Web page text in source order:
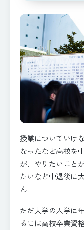
授業についていけ
なったなど高校を
が、やりたいこと
たいなど中退後に
ん。
ただ大学の入学に
るには高校卒業資